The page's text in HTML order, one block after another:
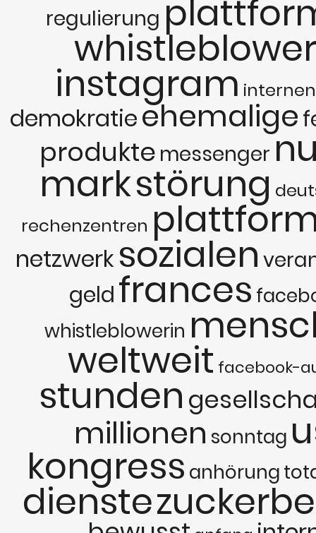
regulierung
instagram internen
demokratieehemalige
produkte messenger
markstörung
rechenzentren
netzwerksozialen
geldfrances
whistleblowerin
weltweit facebook-
stunden
millionen sonntag
kongress anhörung
dienste